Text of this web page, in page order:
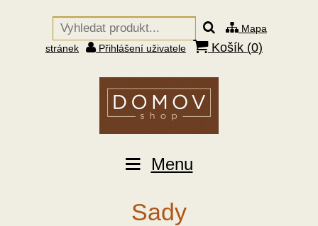
Mapa
stránek
Přihlášení uživatele Košík (0)
Menu
Sady